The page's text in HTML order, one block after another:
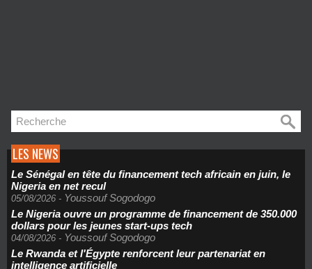
LES NEWS
Le Sénégal en tête du financement tech africain en juin, le
Nigeria en net recul
05/08/2026 - Youssouf Sogodogo
Le Nigeria ouvre un programme de financement de 350.000
dollars pour les jeunes start-ups tech
04/08/2026 - Youssouf Sogodogo
Le Rwanda et l'Égypte renforcent leur partenariat en
intelligence artificielle